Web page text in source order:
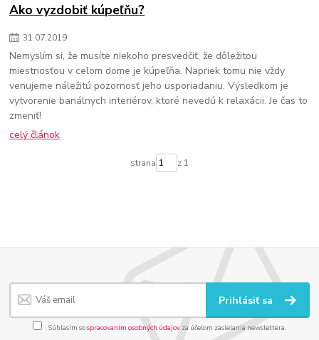
Ako vyzdobiť kúpeľňu?
31.07.2019
Nemyslím si, že musíte niekoho presvedčiť, že dôležitou
miestnosťou v celom dome je kúpeľňa. Napriek tomu nie vždy
venujeme náležitú pozornosť jeho usporiadaniu. Výsledkom je
vytvorenie banálnych interiérov, ktoré nevedú k relaxácii. Je čas to
zmeniť!
celý článok
strana z 1
Prihlásiť sa
Súhlasím sospracovaním osobných údajov za účelom zasielania newslettera.